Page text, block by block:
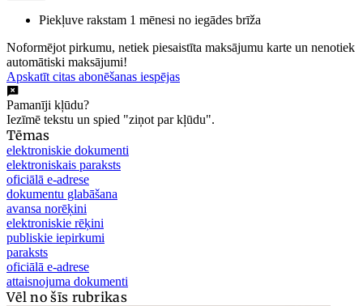
Piekļuve rakstam 1 mēnesi no iegādes brīža
Noformējot pirkumu, netiek piesaistīta maksājumu karte un nenotiek
automātiski maksājumi!
Apskatīt citas abonēšanas iespējas
Pamanīji kļūdu?
Iezīmē tekstu un spied "ziņot par kļūdu".
Tēmas
elektroniskie dokumenti
elektroniskais paraksts
oficiālā e-adrese
dokumentu glabāšana
avansa norēķini
elektroniskie rēķini
publiskie iepirkumi
paraksts
oficiālā e-adrese
attaisnojuma dokumenti
Vēl no šīs rubrikas